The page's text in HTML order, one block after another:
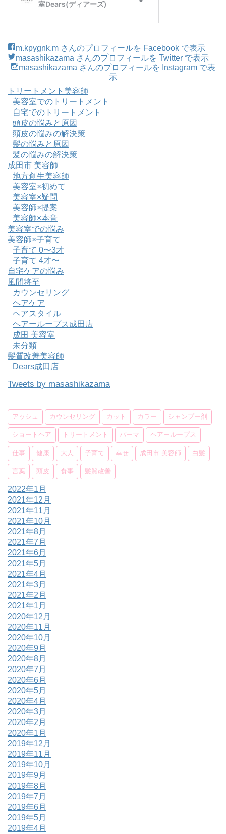
m.kpygnk.m さんのプロフィールを Facebook で表示
masashikazama さんのプロフィールを Twitter で表示
masashikazama さんのプロフィールを Instagram で表
示
トリートメント美容師
美容室でのトリートメント
自宅でのトリートメント
頭皮の悩みと原因
頭皮の悩みの解決策
髪の悩みと原因
髪の悩みの解決策
成田市 美容師
地方創生美容師
美容室×初めて
美容室×疑問
美容師×提案
美容師×本音
美容室での悩み
美容師×子育て
子育て 0〜3才
子育て 4才〜
自宅ケアの悩み
風間将至
カウンセリング
ヘアケア
ヘアスタイル
ヘアーループス成田店
成田 美容室
未分類
髪質改善美容師
Dears成田店
Tweets by masashikazama
アッシュ カウンセリング カット カラー シャンプー剤
ショートヘア トリートメント パーマ ヘアーループス
仕事 健康 大人 子育て 幸せ 成田市 美容師 白髪
言葉 頭皮 食事 髪質改善
2022年1月
2021年12月
2021年11月
2021年10月
2021年8月
2021年7月
2021年6月
2021年5月
2021年4月
2021年3月
2021年2月
2021年1月
2020年12月
2020年11月
2020年10月
2020年9月
2020年8月
2020年7月
2020年6月
2020年5月
2020年4月
2020年3月
2020年2月
2020年1月
2019年12月
2019年11月
2019年10月
2019年9月
2019年8月
2019年7月
2019年6月
2019年5月
2019年4月